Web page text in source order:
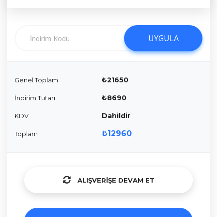
UYGULA
UYGULA
Genel Toplam ₺21650
İndirim Tutarı ₺8690
KDV Dahildir
Toplam ₺12960
ALIŞVERIŞE DEVAM ET
ALIŞVERIŞE DEVAM ET